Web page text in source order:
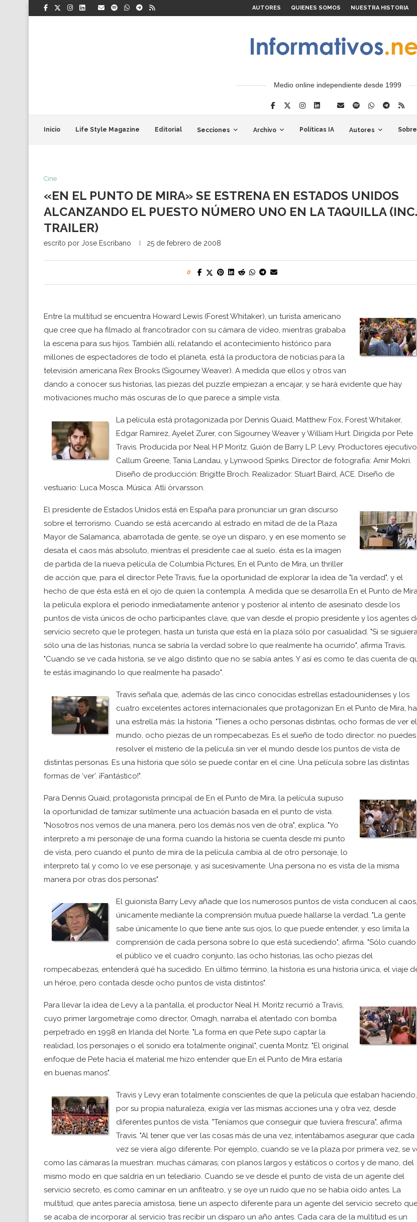
AUTORES QUIENES SOMOS NUESTRA HISTORIA
Medio online independiente desde 1999
Inicio Life Style Magazine Editorial Secciones Archivo Políticas IA Autores
Cine
«EN EL PUNTO DE MIRA» SE ESTRENA EN ESTADOS UNIDOS
ALCANZANDO EL PUESTO NÚMERO UNO EN LA TAQUILLA (INC.
TRAILER)
escrito por Jose Escribano 25 de febrero de 2008
0
Entre la multitud se encuentra Howard Lewis (Forest Whitaker), un turista americano
que cree que ha filmado al francotirador con su cámara de vídeo, mientras grababa
la escena para sus hijos. También allí, relatando el acontecimiento histórico para
millones de espectadores de todo el planeta, está la productora de noticias para la
televisión americana Rex Brooks (Sigourney Weaver). A medida que ellos y otros van
dando a conocer sus historias, las piezas del puzzle empiezan a encajar, y se hará evidente que hay
motivaciones mucho más oscuras de lo que parece a simple vista.
La película está protagonizada por Dennis Quaid, Matthew Fox, Forest Whitaker,
Edgar Ramirez, Ayelet Zurer, con Sigourney Weaver y William Hurt. Dirigida por Pete
Travis. Producida por Neal H.P Moritz. Guión de Barry L.P. Levy. Productores
Callum Greene, Tania Landau, y Lynwood Spinks. Director de fotografía: Amir Mokri.
Diseño de producción: Brigitte Broch. Realizador: Stuart Baird, ACE. Diseño de
vestuario: Luca Mosca. Música: Atli örvarsson.
El presidente de Estados Unidos está en España para pronunciar un gran discurso
sobre el terrorismo. Cuando se está acercando al estrado en mitad de de la Plaza
Mayor de Salamanca, abarrotada de gente, se oye un disparo, y en ese momento se
desata el caos más absoluto, mientras el presidente cae al suelo. ésta es la imagen
de partida de la nueva película de Columbia Pictures, En el Punto de Mira, un thriller
de acción que, para el director Pete Travis, fue la oportunidad de explorar la idea de "la verdad", y el
hecho de que ésta está en el ojo de quien la contempla. A medida que se desarrolla En el Punto de
la película explora el periodo inmediatamente anterior y posterior al intento de asesinato desde los
puntos de vista únicos de ocho participantes clave, que van desde el propio presidente y los agentes
servicio secreto que le protegen, hasta un turista que está en la plaza sólo por casualidad. "Si se
sólo una de las historias, nunca se sabría la verdad sobre lo que realmente ha ocurrido", afirma Travis.
"Cuando se ve cada historia, se ve algo distinto que no se sabía antes. Y así es como te das cuenta de
te estás imaginando lo que realmente ha pasado".
Travis señala que, además de las cinco conocidas estrellas estadounidenses y los
cuatro excelentes actores internacionales que protagonizan En el Punto de Mira,
una estrella más: la historia. "Tienes a ocho personas distintas, ocho formas de ver el
mundo, ocho piezas de un rompecabezas. Es el sueño de todo director: no puedes
resolver el misterio de la película sin ver el mundo desde los puntos de vista de
distintas personas. Es una historia que sólo se puede contar en el cine. Una película sobre las distintas
formas de ‘ver’. ¡Fantástico!".
Para Dennis Quaid, protagonista principal de En el Punto de Mira, la película supuso
la oportunidad de tamizar sutilmente una actuación basada en el punto de vista.
"Nosotros nos vemos de una manera, pero los demás nos ven de otra", explica. "Yo
interpreto a mi personaje de una forma cuando la historia se cuenta desde mi punto
de vista, pero cuando el punto de mira de la película cambia al de otro personaje, lo
interpreto tal y como lo ve ese personaje, y así sucesivamente. Una persona no es vista de la misma
manera por otras dos personas".
El guionista Barry Levy añade que los numerosos puntos de vista conducen al
únicamente mediante la comprensión mutua puede hallarse la verdad. "La gente
sabe únicamente lo que tiene ante sus ojos, lo que puede entender, y eso limita la
comprensión de cada persona sobre lo que está sucediendo", afirma. "Sólo cuando
el público ve el cuadro conjunto, las ocho historias, las ocho piezas del
rompecabezas, entenderá qué ha sucedido. En último término, la historia es una historia única, el viaje
un héroe, pero contada desde ocho puntos de vista distintos".
Para llevar la idea de Levy a la pantalla, el productor Neal H. Moritz recurrió a Travis,
cuyo primer largometraje como director, Omagh, narraba el atentado con bomba
perpetrado en 1998 en Irlanda del Norte. "La forma en que Pete supo captar la
realidad, los personajes o el sonido era totalmente original", cuenta Moritz. "El original
enfoque de Pete hacia el material me hizo entender que En el Punto de Mira estaría
en buenas manos".
Travis y Levy eran totalmente conscientes de que la película que estaban haciendo,
por su propia naturaleza, exigía ver las mismas acciones una y otra vez, desde
diferentes puntos de vista. "Teníamos que conseguir que tuviera frescura", afirma
Travis. "Al tener que ver las cosas más de una vez, intentábamos asegurar que cada
vez se viera algo diferente. Por ejemplo, cuando se ve la plaza por primera vez, se
como las cámaras la muestran: muchas cámaras, con planos largos y estáticos o cortos y de mano, del
mismo modo en que saldría en un telediario. Cuando se ve desde el punto de vista de un agente del
servicio secreto, es como caminar en un anfiteatro, y se oye un ruido que no se había oído antes. La
multitud, que antes parecía amistosa, tiene un aspecto diferente para un agente del servicio secreto
se acaba de incorporar al servicio tras recibir un disparo un año antes. Cada cara de la multitud es un